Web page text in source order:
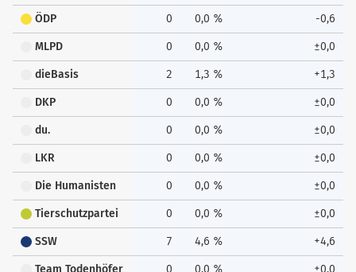
ÖDP 0 0,0 % -0,6
MLPD 0 0,0 % ±0,0
dieBasis 2 1,3 % +1,3
DKP 0 0,0 % ±0,0
du. 0 0,0 % ±0,0
LKR 0 0,0 % ±0,0
Die Humanisten 0 0,0 % ±0,0
Tierschutzpartei 0 0,0 % ±0,0
SSW 7 4,6 % +4,6
Team Todenhöfer 0 0,0 % ±0,0